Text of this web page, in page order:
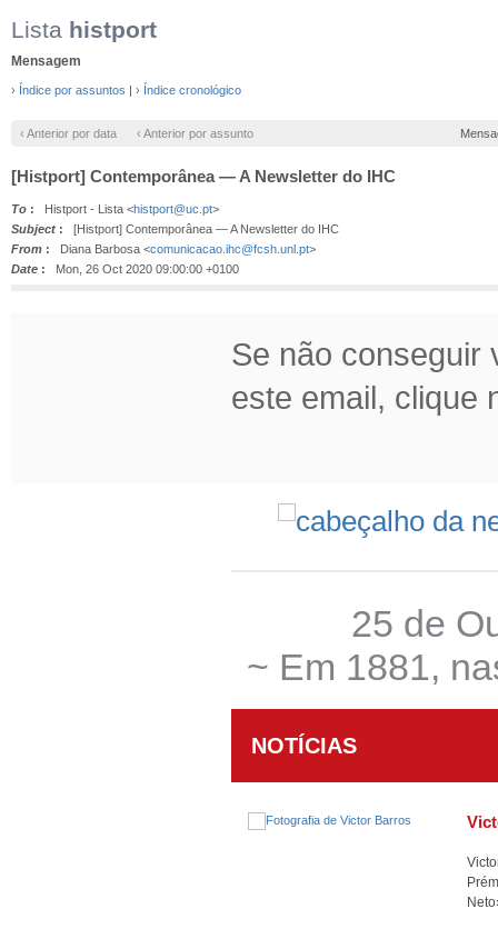
Lista histport
Mensagem
› Índice por assuntos | › Índice cronológico
‹ Anterior por data ‹ Anterior por assunto
[Histport] Contemporânea — A Newsletter do IHC
To : Histport - Lista <histport@uc.pt>
Subject : [Histport] Contemporânea — A Newsletter do IHC
From : Diana Barbosa <comunicacao.ihc@fcsh.unl.pt>
Date : Mon, 26 Oct 2020 09:00:00 +0100
Se não conseguir
este email, clique
25 de
~ Em 1881,
NOTÍCIAS